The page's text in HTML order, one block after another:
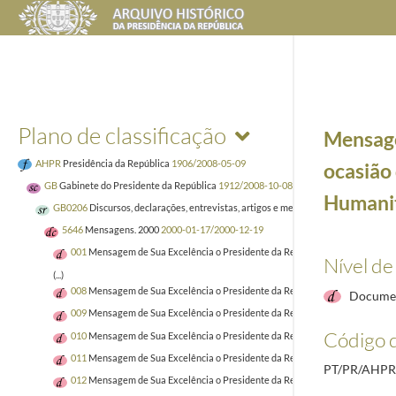
Plano de classificação
AHPR Presidência da República 1906/2008-05-09
GBGabinete do Presidente da República 1912/2008-10-08
GB0206 Discursos, declarações, entrevistas, artigos e mensagens1938-11-29/
5646 Mensagens. 2000 2000-01-17/2000-12-19
001 Mensagem de Sua Excelência o Presidente da República por ocasião
(...)
008 Mensagem de Sua Excelência o Presidente da República para o 20.º
009 Mensagem de Sua Excelência o Presidente da República para a 44.ª
010 Mensagem de Sua Excelência o Presidente da República ao 3.º
011 Mensagem de Sua Excelência o Presidente da República para o
012 Mensagem de Sua Excelência o Presidente da República para o
ocasião
Nível
Código
PT/PR/